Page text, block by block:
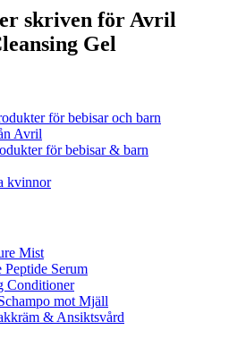
skriven för Avril
Gel
för bebisar och barn
Avril
för bebisar & barn
kvinnor
Mist
Serum
Conditioner
mot Mjäll
& Ansiktsvård